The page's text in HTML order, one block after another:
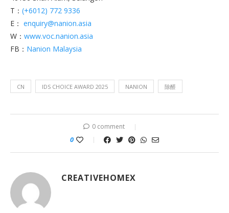
T： (+6012) 772 9336
E： enquiry@nanion.asia
W： www.voc.nanion.asia
FB： Nanion Malaysia
CN IDS CHOICE AWARD 2025 NANION 除醛
0 comment
0
CREATIVEHOMEX